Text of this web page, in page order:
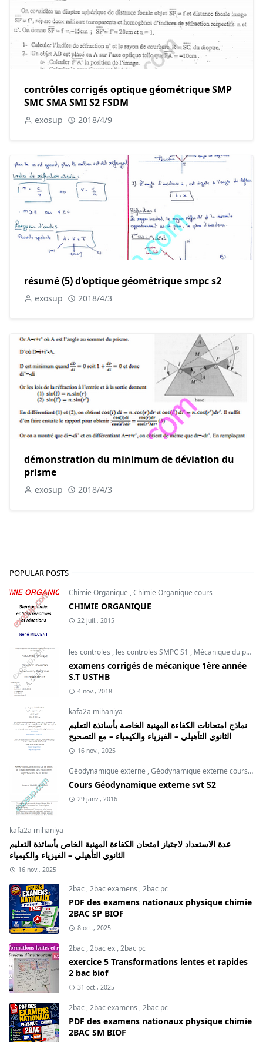
contrôles corrigés optique géométrique SMP
SMC SMA SMI S2 FSDM
exosup 2018/4/9
résumé (5) d'optique géométrique smpc s2
exosup 2018/4/3
démonstration du minimum de déviation du
prisme
exosup 2018/4/3
POPULAR POSTS
Chimie Organique ,Chimie Organique cours
CHIMIE ORGANIQUE
22 juil., 2015
les controles , les controles SMPC S1 , Mécanique du point
examens corrigés de mécanique 1ère année
S.T USTHB
4 nov., 2018
kafa2a mihaniya
نماذج امتحانات الكفاءة المهنية الخاصة بأساتذة التعليم
الثانوي التأهيلي – الفيزياء والكيمياء – مع التصحيح
16 nov., 2025
Géodynamique externe ,Géodynamique externe cours ,
Cours Géodynamique externe svt S2
29 janv., 2016
kafa2a mihaniya
عدة الاستعداد لاجتياز امتحان الكفاءة المهنية الخاص بأساتذة التعليم
الثانوي التأهيلي – الفيزياء والكيمياء
16 nov., 2025
2bac ,2bac examens ,2bac pc
PDF des examens nationaux physique chimie
2BAC SP BIOF
8 oct., 2025
2bac ,2bac ex ,2bac pc
exercice 5 Transformations lentes et rapides
2 bac biof
31 oct., 2025
2bac ,2bac examens ,2bac pc
PDF des examens nationaux physique chimie
2BAC SM BIOF